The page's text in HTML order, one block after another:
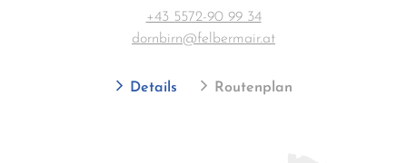
+43 5572-90 99 34
dornbirn@felbermair.at
Details Routenplan